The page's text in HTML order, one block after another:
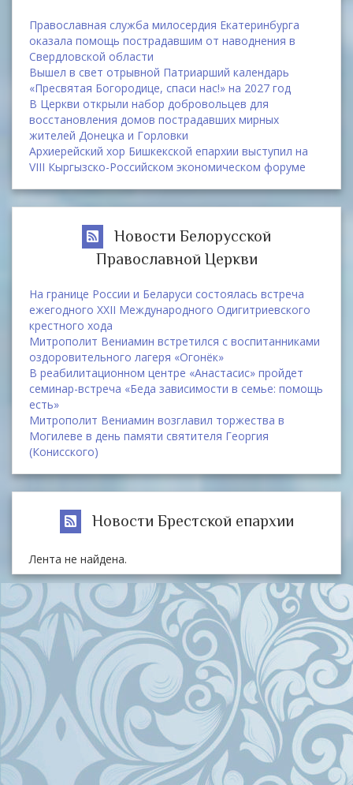
Православная служба милосердия Екатеринбурга
оказала помощь пострадавшим от наводнения в
Свердловской области
Вышел в свет отрывной Патриарший календарь
«Пресвятая Богородице, спаси нас!» на 2027 год
В Церкви открыли набор добровольцев для
восстановления домов пострадавших мирных
жителей Донецка и Горловки
Архиерейский хор Бишкекской епархии выступил на
VIII Кыргызско-Российском экономическом форуме
Новости Белорусской
Православной Церкви
На границе России и Беларуси состоялась встреча
ежегодного XXII Международного Одигитриевского
крестного хода
Митрополит Вениамин встретился с воспитанниками
оздоровительного лагеря «Огонёк»
В реабилитационном центре «Анастасис» пройдет
семинар-встреча «Беда зависимости в семье: помощь
есть»
Митрополит Вениамин возглавил торжества в
Могилеве в день памяти святителя Георгия
(Конисского)
Новости Брестской епархии
Лента не найдена.